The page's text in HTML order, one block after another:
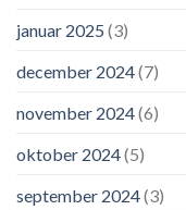
januar 2025 (3)
december 2024(7)
november 2024(6)
oktober 2024(5)
september 2024(3)